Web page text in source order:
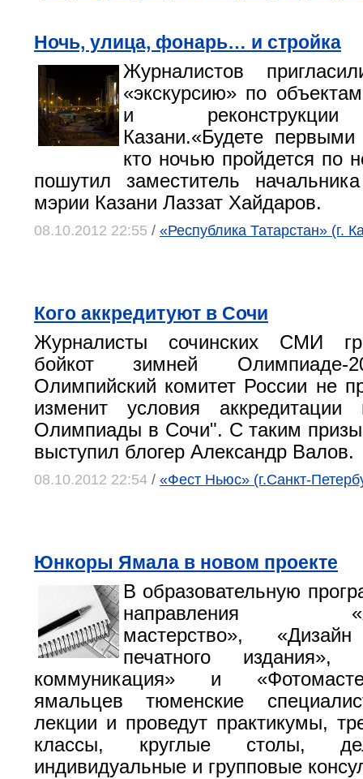
Ночь, улица, фонарь… и стройка
Журналистов
«экскурсию» по
и реконструкции
Казани.«Будете
кто ночью пройдется по
пошутил заместитель
мэрии Казани Лаззат Хайдаров.
08.10.2012 22:55 / «Республика Татарстан» (г.
Кого аккредитуют в Сочи
Журналисты сочинских СМИ
бойкот зимней Олимпиаде-
Олимпийский комитет России не
изменит условия
Олимпиады в Сочи". С таким
выступил блогер Александр Валов.
08.10.2012 22:54 / «Фест Ньюс» (г.Санкт-
Юнкоры Ямала в новом проекте
В образовательную
направления
мастерство»,
печатного издания»,
коммуникация» и
ямальцев тюменские
лекции и проведут практикумы,
классы, круглые столы,
индивидуальные и групповые